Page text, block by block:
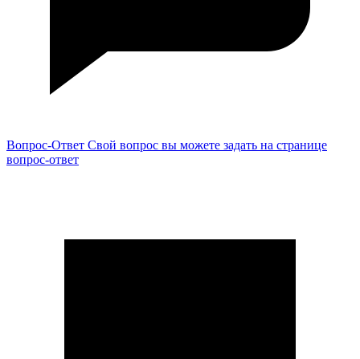
Вопрос-Ответ Свой вопрос вы можете задать на странице
вопрос-ответ